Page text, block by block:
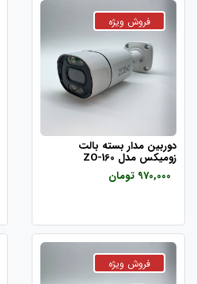
دوربین مدار بسته بالت
زومیکس مدل ZO-160
970,000 تومان